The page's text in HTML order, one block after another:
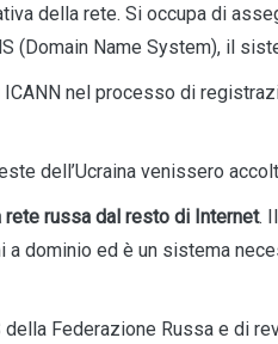
della rete. Si occupa di
(Domain Name System), il
nel processo di
dell’Ucraina venissero
russa dal resto di Internet.
a dominio ed è un sistema
della Federazione Russa e di